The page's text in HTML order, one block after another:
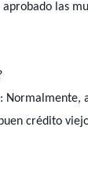
aprobado las
crédito